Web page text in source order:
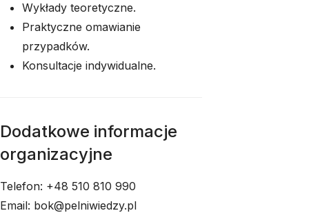
Wykłady teoretyczne.
Praktyczne omawianie
przypadków.
Konsultacje indywidualne.
Dodatkowe informacje
organizacyjne
Telefon: +48 510 810 990
Email: bok@pelniwiedzy.pl